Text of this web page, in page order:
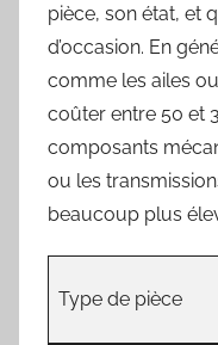
pièce, son état, et
d’occasion. En
comme les ailes
coûter entre 50 et
composants
ou les
beaucoup plus
Type de pièce